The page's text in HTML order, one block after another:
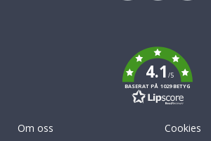
4.1/5
BASERAT PÅ 1029 BETYG
Om oss
Cookies